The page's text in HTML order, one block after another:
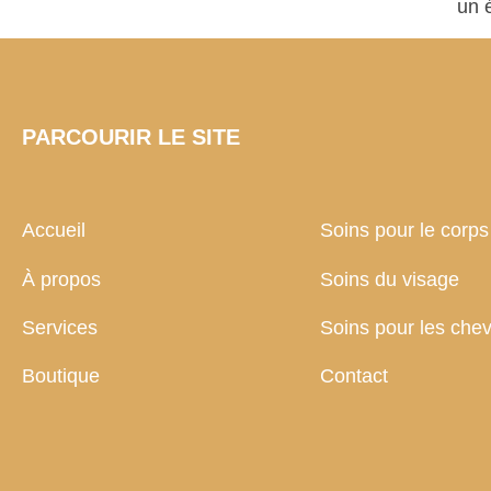
un
PARCOURIR LE SITE
Accueil
À propos
Services
Boutique
Soins pour le corps
Soins du visage
Soins pour les
Contact